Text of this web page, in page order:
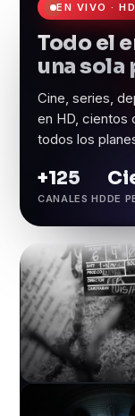
EN VIVO · HD
Todo el
una sola
Cine, series,
en HD, cientos
todos los
+125
CANALES HDDE